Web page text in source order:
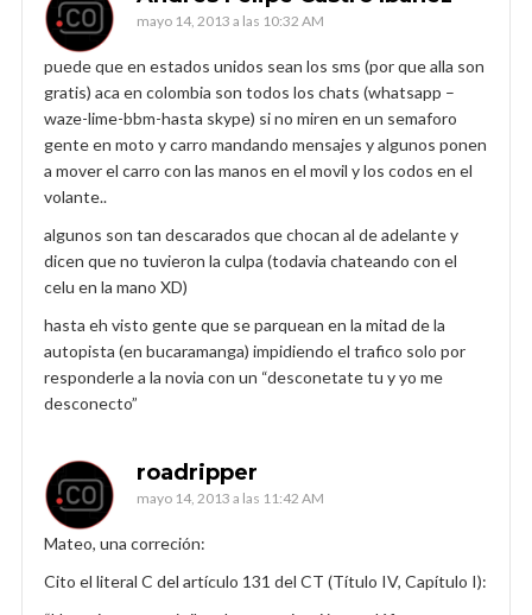
mayo 14, 2013 a las 10:32 AM
puede que en estados unidos sean los sms (por que alla son
gratis) aca en colombia son todos los chats (whatsapp –
waze-lime-bbm-hasta skype) si no miren en un semaforo
gente en moto y carro mandando mensajes y algunos ponen
a mover el carro con las manos en el movil y los codos en el
volante..
algunos son tan descarados que chocan al de adelante y
dicen que no tuvieron la culpa (todavia chateando con el
celu en la mano XD)
hasta eh visto gente que se parquean en la mitad de la
autopista (en bucaramanga) impidiendo el trafico solo por
responderle a la novia con un “desconetate tu y yo me
desconecto”
roadripper
mayo 14, 2013 a las 11:42 AM
Mateo, una correción:
Cito el literal C del artículo 131 del CT (Título IV, Capítulo I):